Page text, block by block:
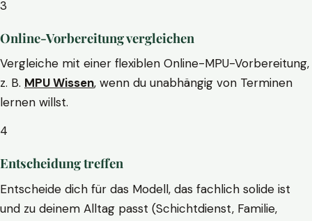
3
Online-Vorbereitung vergleichen
Vergleiche mit einer flexiblen Online-MPU-Vorbereitung,
z. B. MPU Wissen, wenn du unabhängig von Terminen
lernen willst.
4
Entscheidung treffen
Entscheide dich für das Modell, das fachlich solide ist
und zu deinem Alltag passt (Schichtdienst, Familie,